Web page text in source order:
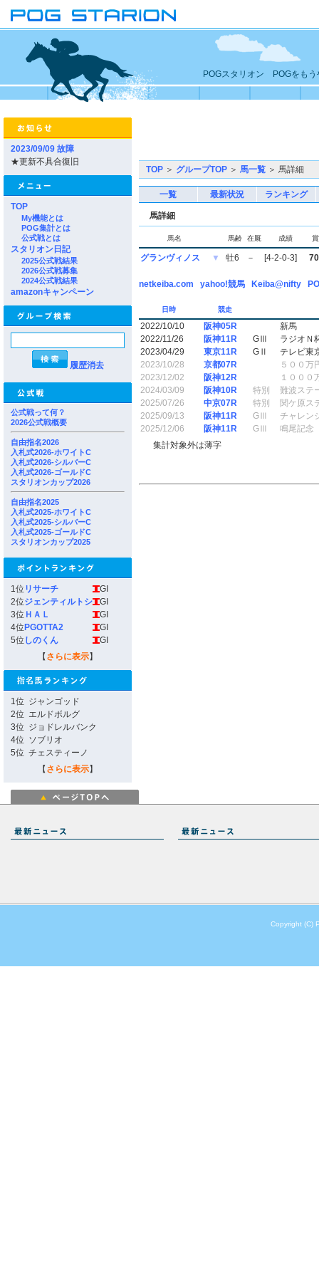
POGスタリオン POGをもう
2023/09/09 故障
★更新不具合復旧
TOP
My機能とは
POG集計とは
公式戦とは
スタリオン日記
2025公式戦結果
2026公式戦募集
2024公式戦結果
amazonキャンペーン
履歴消去
公式戦って何？
2026公式戦概要
自由指名2026
入札式2026-ホワイトC
入札式2026-シルバーC
入札式2026-ゴールドC
スタリオンカップ2026
自由指名2025
入札式2025-ホワイトC
入札式2025-シルバーC
入札式2025-ゴールドC
スタリオンカップ2025
1位 リサーチ
GI
2位ジェンティルトシ
GI
3位 ＨＡＬ
GI
4位 PGOTTA2
GI
5位 しのくん
GI
【 さらに表示】
1位 ジャンゴッド
2位 エルドボルグ
3位 ジョドレルバンク
4位 ソブリオ
5位 チェスティーノ
【 さらに表示】
TOP ＞ グループTOP ＞ 馬一覧 ＞ 馬詳細
一覧 最新状況 ランキング
馬詳細
馬名 馬齢 在厩 成績
グランヴィノス ▼ 牡6 － [4-2-0-3]
netkeiba.com yahoo!競馬 Keiba@nifty
日時 競走
2022/10/10 阪神05R
新馬
2022/11/26
阪神11R GⅢ
ラジオＮ
2023/04/29
東京11R GⅡ
テレビ東
2023/10/28
京都07R
５００万
2023/12/02
阪神12R
１０００
2024/03/09
阪神10R 特別
難波ステ
2025/07/26
中京07R 特別
関ケ原ス
2025/09/13
阪神11R GⅢ
チャレン
2025/12/06
阪神11R GⅢ
鳴尾記念
集計対象外は薄字
Copyright (C)